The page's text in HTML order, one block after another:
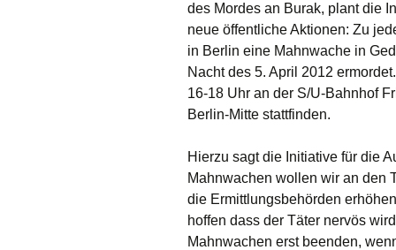
des Mordes an Burak, plant die
neue öffentliche Aktionen: Zu
in Berlin eine Mahnwache in
Nacht des 5. April 2012
16-18 Uhr an der S/U-Bahnhof
Berlin-Mitte stattfinden.
Hierzu sagt die Initiative für die
Mahnwachen wollen wir an den
die Ermittlungsbehörden
hoffen dass der Täter nervös
Mahnwachen erst beenden,